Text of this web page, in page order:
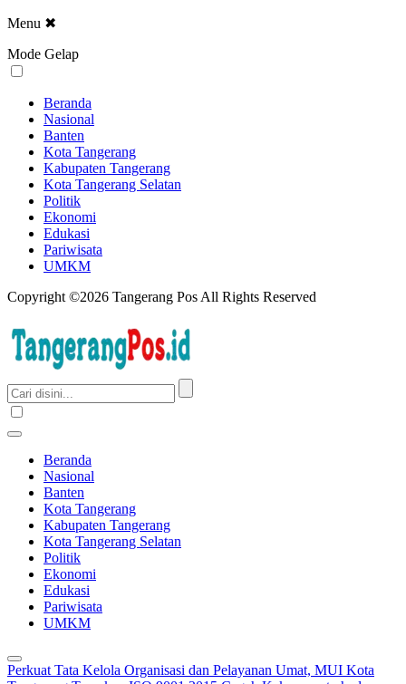
Menu ✖
Mode Gelap
Beranda
Nasional
Banten
Kota Tangerang
Kabupaten Tangerang
Kota Tangerang Selatan
Politik
Ekonomi
Edukasi
Pariwisata
UMKM
Copyright ©2026 Tangerang Pos All Rights Reserved
Beranda
Nasional
Banten
Kota Tangerang
Kabupaten Tangerang
Kota Tangerang Selatan
Politik
Ekonomi
Edukasi
Pariwisata
UMKM
Perkuat Tata Kelola Organisasi dan Pelayanan Umat, MUI Kota